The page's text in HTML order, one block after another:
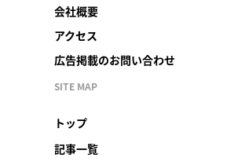
会社概要
アクセス
広告掲載のお問い合わせ
SITE MAP
トップ
記事一覧